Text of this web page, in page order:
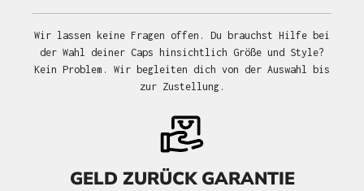
Wir lassen keine Fragen offen. Du brauchst Hilfe bei
der Wahl deiner Caps hinsichtlich Größe und Style?
Kein Problem. Wir begleiten dich von der Auswahl bis
zur Zustellung.
GELD ZURÜCK GARANTIE